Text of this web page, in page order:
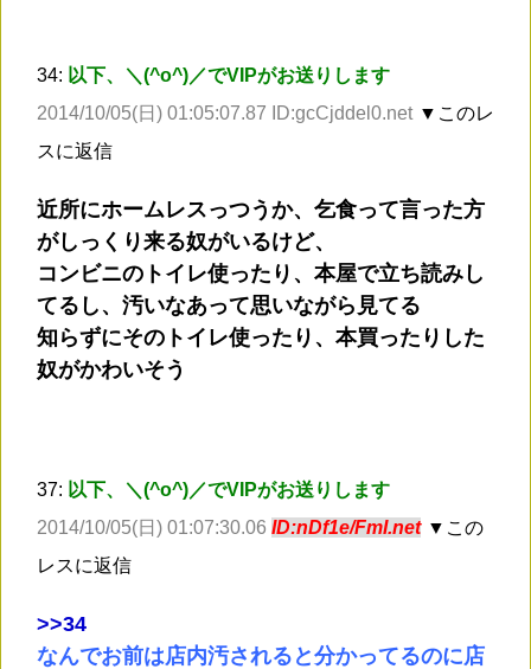
34: 以下、＼(^o^)／でVIPがお送りします
2014/10/05(日) 01:05:07.87 ID:gcCjddel0.net ▼このレ
スに返信
近所にホームレスっつうか、乞食って言った方
がしっくり来る奴がいるけど、
コンビニのトイレ使ったり、本屋で立ち読みし
てるし、汚いなあって思いながら見てる
知らずにそのトイレ使ったり、本買ったりした
奴がかわいそう
37: 以下、＼(^o^)／でVIPがお送りします
2014/10/05(日) 01:07:30.06 ID:nDf1e/FmI.net ▼この
レスに返信
>>34
なんでお前は店内汚されると分かってるのに店